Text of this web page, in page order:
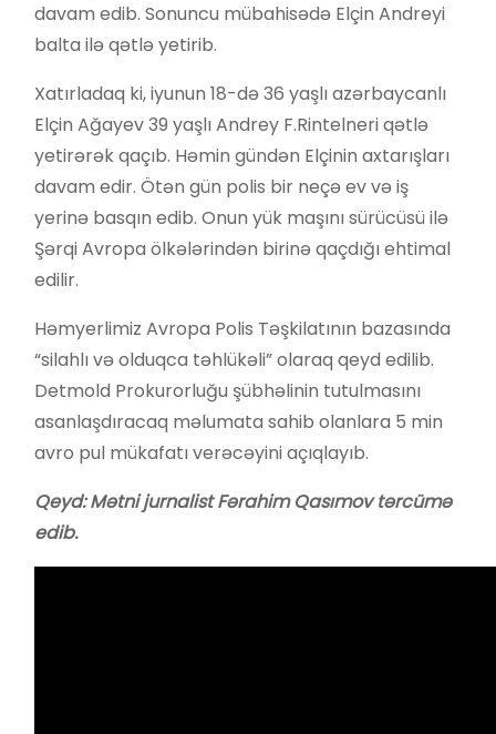
davam edib. Sonuncu mübahisədə Elçin Andreyi
balta ilə qətlə yetirib.
Xatırladaq ki, iyunun 18-də 36 yaşlı azərbaycanlı
Elçin Ağayev 39 yaşlı Andrey F.Rintelneri qətlə
yetirərək qaçıb. Həmin gündən Elçinin axtarışları
davam edir. Ötən gün polis bir neçə ev və iş
yerinə basqın edib. Onun yük maşını sürücüsü ilə
Şərqi Avropa ölkələrindən birinə qaçdığı ehtimal
edilir.
Həmyerlimiz Avropa Polis Təşkilatının bazasında
“silahlı və olduqca təhlükəli” olaraq qeyd edilib.
Detmold Prokurorluğu şübhəlinin tutulmasını
asanlaşdıracaq məlumata sahib olanlara 5 min
avro pul mükafatı verəcəyini açıqlayıb.
Qeyd: Mətni jurnalist Fərahim Qasımov tərcümə
edib.